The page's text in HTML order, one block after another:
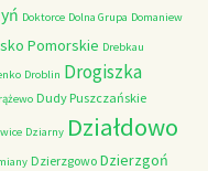
Doktorce Dolna Grupa Domaniew
Pomorskie Drebkau
Droblin Drogiszka
Dudy Puszczańskie
Dziarny Działdowo
Dzierzgowo Dzierzgoń